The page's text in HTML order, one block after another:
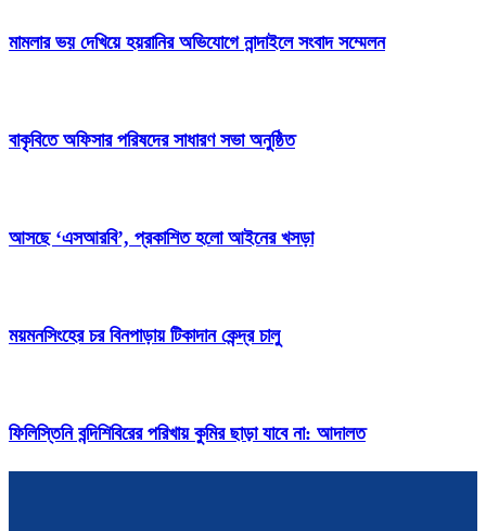
মামলার ভয় দেখিয়ে হয়রানির অভিযোগে নান্দাইলে সংবাদ সম্মেলন
বাকৃবিতে অফিসার পরিষদের সাধারণ সভা অনুষ্ঠিত
আসছে ‘এসআরবি’, প্রকাশিত হলো আইনের খসড়া
ময়মনসিংহের চর বিনপাড়ায় টিকাদান কেন্দ্র চালু
ফিলিস্তিনি বন্দিশিবিরের পরিখায় কুমির ছাড়া যাবে না: আদালত